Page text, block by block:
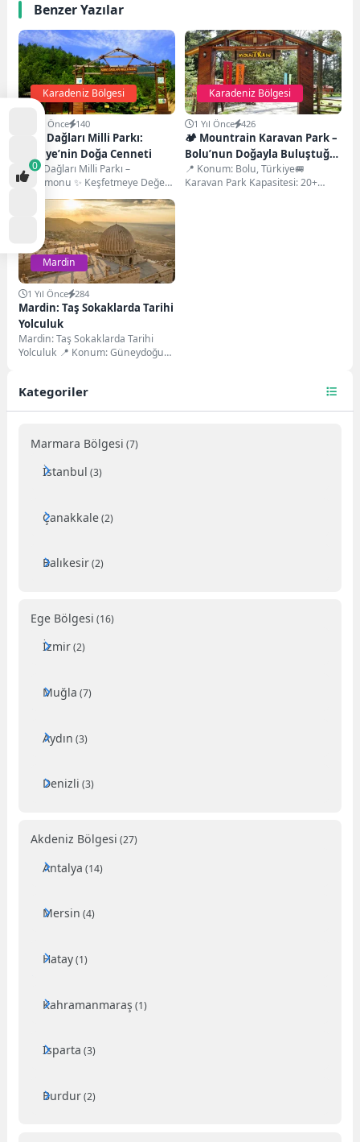
Benzer Yazılar
Karadeniz Bölgesi
6 Ay Önce 140
Küre Dağları Milli Parkı:
Türkiye’nin Doğa Cenneti
Küre Dağları Milli Parkı –
Kastamonu ✨ Keşfetmeye Değer
Bir Türkiye Güzelliği Küre Dağları
Karadeniz Bölgesi
1 Yıl Önce 426
🏕️ Mountrain Karavan Park –
Bolu’nun Doğayla Buluştuğu
Nokta
📍 Konum: Bolu, Türkiye🚐
Karavan Park Kapasitesi: 20+
Mardin
1 Yıl Önce 284
Mardin: Taş Sokaklarda Tarihi
Yolculuk
Mardin: Taş Sokaklarda Tarihi
Yolculuk 📍 Konum: Güneydoğu
Mezopotamya’nın...
Kategoriler
Marmara Bölgesi (7)
İstanbul (3)
Çanakkale(2)
Balıkesir(2)
Ege Bölgesi (16)
İzmir(2)
Muğla (7)
Aydın (3)
Denizli (3)
Akdeniz Bölgesi (27)
Antalya (14)
Mersin (4)
Hatay(1)
Kahramanmaraş (1)
Isparta (3)
Burdur(2)
0